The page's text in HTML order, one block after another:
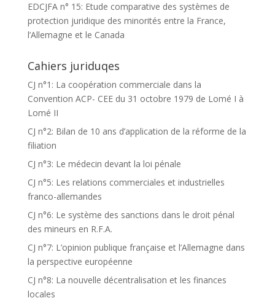
EDCJFA n° 15: Etude comparative des systèmes de
protection juridique des minorités entre la France,
l’Allemagne et le Canada
Cahiers juriduqes
CJ n°1: La coopération commerciale dans la
Convention ACP- CEE du 31 octobre 1979 de Lomé I à
Lomé II
CJ n°2: Bilan de 10 ans d’application de la réforme de la
filiation
CJ n°3: Le médecin devant la loi pénale
CJ n°5: Les relations commerciales et industrielles
franco-allemandes
CJ n°6: Le système des sanctions dans le droit pénal
des mineurs en R.F.A.
CJ n°7: L’opinion publique française et l’Allemagne dans
la perspective européenne
CJ n°8: La nouvelle décentralisation et les finances
locales